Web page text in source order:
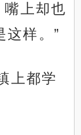
嘴上却也
这样。”
上都学